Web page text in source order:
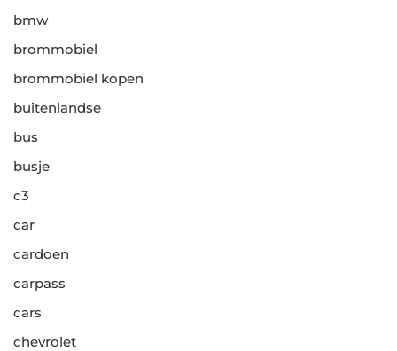
bmw
brommobiel
brommobiel kopen
buitenlandse
bus
busje
c3
car
cardoen
carpass
cars
chevrolet